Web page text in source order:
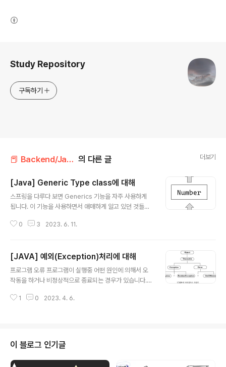
Study Repository
구독하기
📕 Backend/Java 의 다른 글 더보기
[Java] Generic Type class에 대해
스프링을 다루다 보면 Generics 기능을 자주 사용하게
됩니다. 이 기능을 사용하면서 애매하게 알고 있던 것들을
다. 특히 자료구조 같이 직접 구조체를 만들어 사용할 때 매
을 다루는 메소드나 컬렉션 클래스에 컴파일 시의 타입 Ch
eck를 해주는 자바의 기능"입니다. 위 문장만 읽어봤을 때
이게 무슨 뜻이냐 할 수 있는데 쉽게 풀어서 설명하면, 단순
변환을 줄여준다는 의미입니다. 간단하게 예를 들어보겠습
0 3 2023. 6. 11.
[JAVA] 예외(Exception)처리에 대해
프로그램 오류 프로그램이 실행중 어떤 원인에 의해서 오
작동을 하거나 비정상적으로 종료되는 경우가 있습니다.
다. 오류는 발생시점을 기준으로 나누면 "컴파일 에러", "런
에도 논리적 에러가 있는데, 논리적 에러는 컴파일도 잘되
고 실행도 잘 되지만 개발자가 의도한 것과 다르게 동작하
는 에러를 말합니다. 예를 들어, 창고의 재고가 음수가 된다
1 0 2023. 4. 6.
이 블로그 인기글